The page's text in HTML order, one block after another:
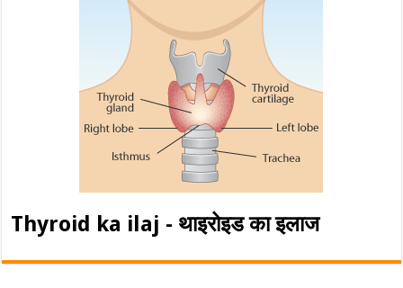
Thyroid ka ilaj - थाइरोइड का इलाज